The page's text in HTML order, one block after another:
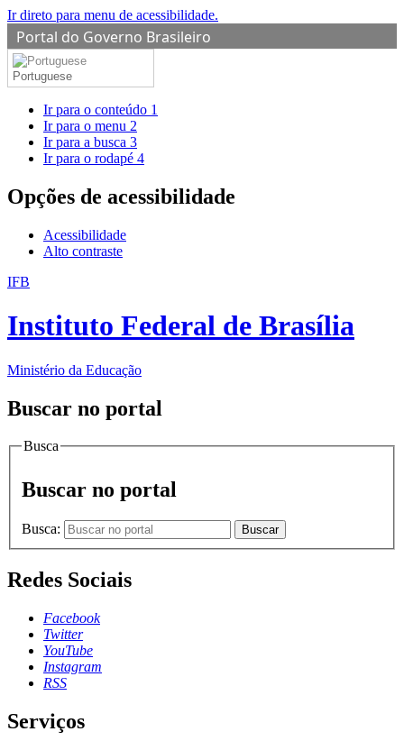
Ir direto para menu de acessibilidade.
Portal do Governo Brasileiro
Portuguese
Ir para o conteúdo 1
Ir para o menu 2
Ir para a busca 3
Ir para o rodapé 4
Opções de acessibilidade
Acessibilidade
Alto contraste
IFB
Instituto Federal de Brasília
Ministério da Educação
Buscar no portal
Busca
Buscar no portal
Busca: Buscar
Redes Sociais
Facebook
Twitter
YouTube
Instagram
RSS
Serviços